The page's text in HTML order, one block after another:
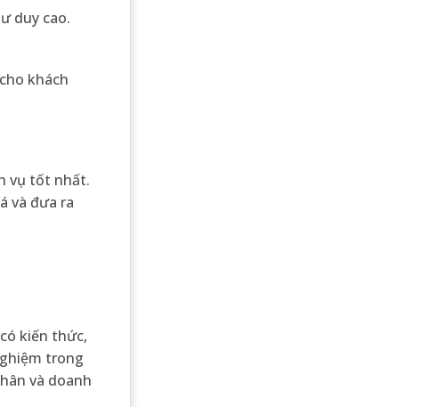
duy cao.
khách
vụ tốt nhất.
và đưa ra
kiến thức,
trong
và doanh